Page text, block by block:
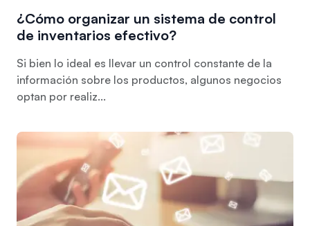
¿Cómo organizar un sistema de control
de inventarios efectivo?
Si bien lo ideal es llevar un control constante de la
información sobre los productos, algunos negocios
optan por realiz...